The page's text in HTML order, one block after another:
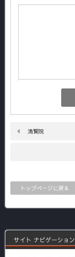
清賢院
トップページに戻る
サイト ナビゲーション